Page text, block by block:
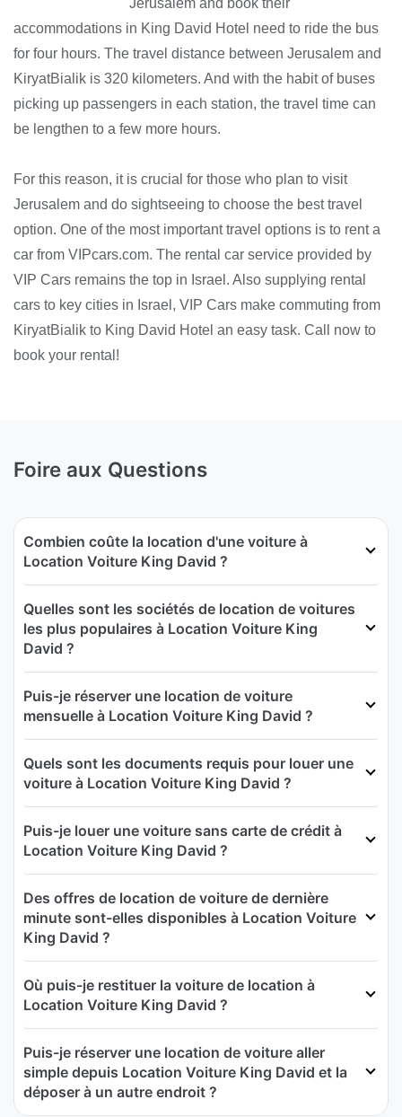
Jerusalem and book their
accommodations in King David Hotel need to ride the bus
for four hours. The travel distance between Jerusalem and
KiryatBialik is 320 kilometers. And with the habit of buses
picking up passengers in each station, the travel time can
be lengthen to a few more hours.
For this reason, it is crucial for those who plan to visit
Jerusalem and do sightseeing to choose the best travel
option. One of the most important travel options is to rent a
car from VIPcars.com. The rental car service provided by
VIP Cars remains the top in Israel. Also supplying rental
cars to key cities in Israel, VIP Cars make commuting from
KiryatBialik to King David Hotel an easy task. Call now to
book your rental!
Foire aux Questions
Combien coûte la location d'une voiture à
Location Voiture King David ?
Quelles sont les sociétés de location de voitures
les plus populaires à Location Voiture King
David ?
Puis-je réserver une location de voiture
mensuelle à Location Voiture King David ?
Quels sont les documents requis pour louer une
voiture à Location Voiture King David ?
Puis-je louer une voiture sans carte de crédit à
Location Voiture King David ?
Des offres de location de voiture de dernière
minute sont-elles disponibles à Location Voiture
King David ?
Où puis-je restituer la voiture de location à
Location Voiture King David ?
Puis-je réserver une location de voiture aller
simple depuis Location Voiture King David et la
déposer à un autre endroit ?